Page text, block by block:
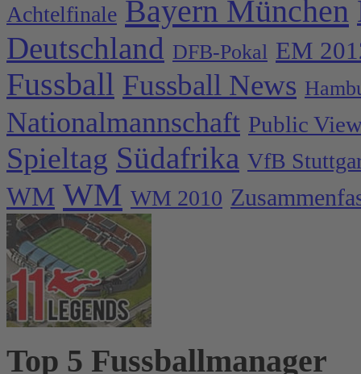
Achtelfinale Bayern München
Deutschland DFB-Pokal EM
Fussball Fussball News
Nationalmannschaft Public
Spieltag Südafrika VfB
WM WM WM 2010
Top 5 Fussballmanager